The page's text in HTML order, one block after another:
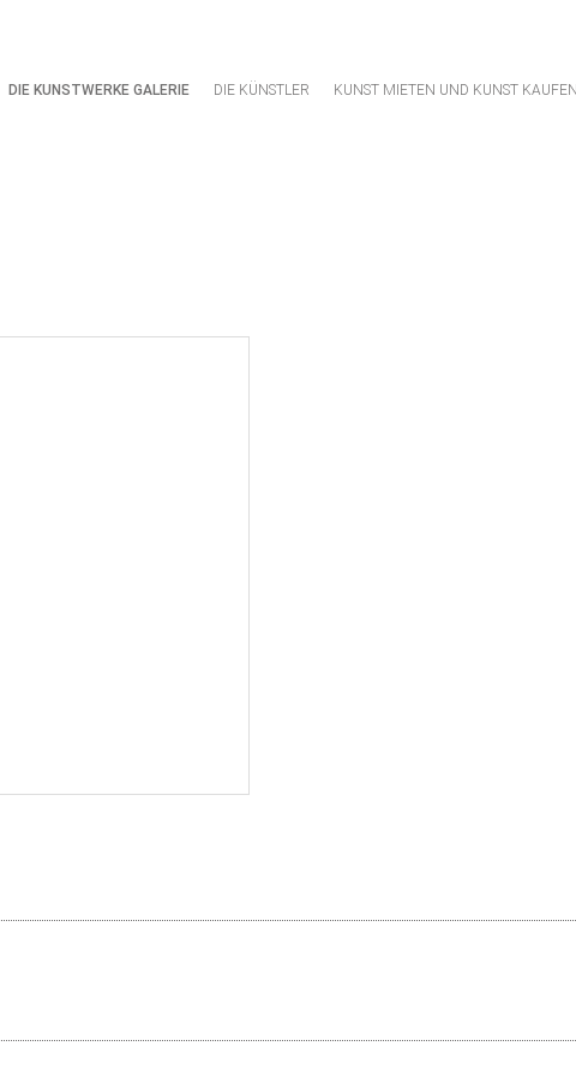
Navigation
DIE KUNSTWERKE GALERIE DIE KÜNSTLER KUNST MIETEN UND KUNST KAUFEN